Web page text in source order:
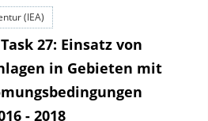
(IEA)
27: Einsatz von
in Gebieten mit
- 2018